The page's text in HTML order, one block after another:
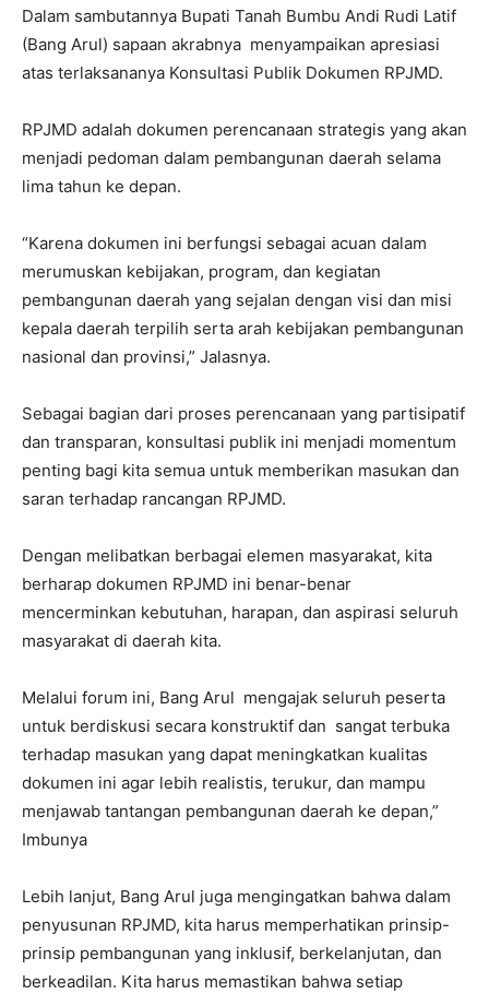
Dalam sambutannya Bupati Tanah Bumbu Andi Rudi Latif
(Bang Arul) sapaan akrabnya menyampaikan apresiasi
atas terlaksananya Konsultasi Publik Dokumen RPJMD.
RPJMD adalah dokumen perencanaan strategis yang akan
menjadi pedoman dalam pembangunan daerah selama
lima tahun ke depan.
“Karena dokumen ini berfungsi sebagai acuan dalam
merumuskan kebijakan, program, dan kegiatan
pembangunan daerah yang sejalan dengan visi dan misi
kepala daerah terpilih serta arah kebijakan pembangunan
nasional dan provinsi,” Jalasnya.
Sebagai bagian dari proses perencanaan yang partisipatif
dan transparan, konsultasi publik ini menjadi momentum
penting bagi kita semua untuk memberikan masukan dan
saran terhadap rancangan RPJMD.
Dengan melibatkan berbagai elemen masyarakat, kita
berharap dokumen RPJMD ini benar-benar
mencerminkan kebutuhan, harapan, dan aspirasi seluruh
masyarakat di daerah kita.
Melalui forum ini, Bang Arul mengajak seluruh peserta
untuk berdiskusi secara konstruktif dan sangat terbuka
terhadap masukan yang dapat meningkatkan kualitas
dokumen ini agar lebih realistis, terukur, dan mampu
menjawab tantangan pembangunan daerah ke depan,”
Imbunya
Lebih lanjut, Bang Arul juga mengingatkan bahwa dalam
penyusunan RPJMD, kita harus memperhatikan prinsip-
prinsip pembangunan yang inklusif, berkelanjutan, dan
berkeadilan. Kita harus memastikan bahwa setiap